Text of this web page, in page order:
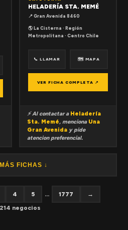
HELADERÍA STA. MEMÉ
📍 Gran Avenida 8460
🌎 La Cisterna · Región
Metropolitana · Centro Chile
📞 LLAMAR 🗺 MAPA
VER FICHA COMPLETA ↗
⚡ Al contactar a Heladería
Sta. Memé, menciona Una
Gran Avenida y pide
atencion preferencial.
FICHAS ↓
4 5 ... 1777
→
negocios